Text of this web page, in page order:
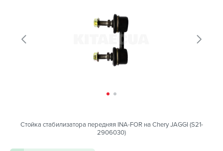
Стойка стабилизатора передняя INA-FOR на Chery JAGGI (S21-
2906030)